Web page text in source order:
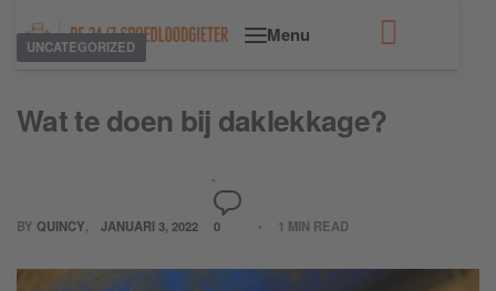
UNCATEGORIZED
Wat te doen bij daklekkage?
BY QUINCY JANUARI 3, 2022 0 1 MIN READ